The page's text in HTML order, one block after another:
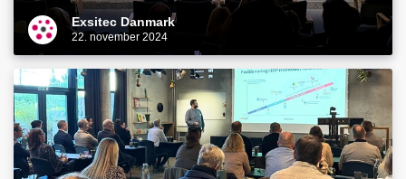
Exsitec Danmark
22. november 2024